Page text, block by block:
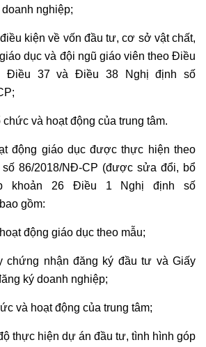
nghiệp;
kiện về vốn đầu tư, cơ sở vật chất,
dục và đội ngũ giáo viên theo Điều
Điều 37 và Điều 38 Nghị định số
chức và hoạt động của trung tâm.
động giáo dục được thực hiện theo
86/2018/NĐ-CP (được sửa đổi, bổ
khoản 26 Điều 1 Nghị định số
gồm:
động giáo dục theo mẫu;
chứng nhận đăng ký đầu tư và Giấy
ký doanh nghiệp;
và hoạt động của trung tâm;
thực hiện dự án đầu tư, tình hình góp